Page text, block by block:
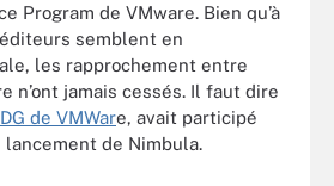
Program de VMware. Bien qu’à
semblent en
les rapprochement entre
n’ont jamais cessés. Il faut dire
de VMWare, avait participé
de Nimbula.